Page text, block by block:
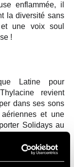
enflammée, il
la diversité sans
une voix soul
!
Latine pour
revient
dans ses sons
et une
Solidays au
house